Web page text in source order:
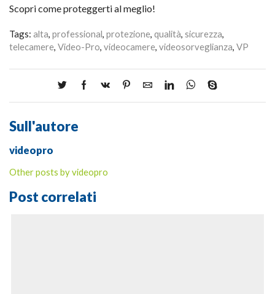
Scopri come proteggerti al meglio!
Tags: alta, professional, protezione, qualità, sicurezza,
telecamere, Video-Pro, videocamere, videosorveglianza, VP
Sull'autore
videopro
Other posts by videopro
Post correlati